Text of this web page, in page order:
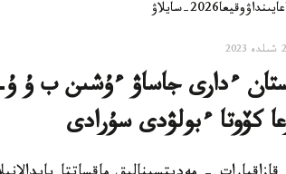
وقيعا2026-سايلاۋ
ءدارى جاساۋ ءۇشىن ب ۇ
كۆوتا ءبولۋدى سۇرادى